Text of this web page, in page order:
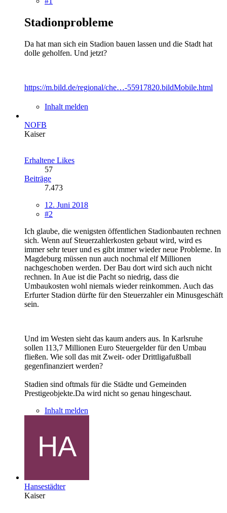
Stadionprobleme
Da hat man sich ein Stadion bauen lassen und die Stadt hat
dolle geholfen. Und jetzt?
https://m.bild.de/regional/che…-55917820.bildMobile.html
Inhalt melden
NOFB
Kaiser
Erhaltene Likes
57
Beiträge
7.473
12. Juni 2018
#2
Ich glaube, die wenigsten öffentlichen Stadionbauten rechnen
sich. Wenn auf Steuerzahlerkosten gebaut wird, wird es
immer sehr teuer und es gibt immer wieder neue Probleme. In
Magdeburg müssen nun auch nochmal elf Millionen
nachgeschoben werden. Der Bau dort wird sich auch nicht
rechnen. In Aue ist die Pacht so niedrig, dass die
Umbaukosten wohl niemals wieder reinkommen. Auch das
Erfurter Stadion dürfte für den Steuerzahler ein Minusgeschäft
sein.
Und im Westen sieht das kaum anders aus. In Karlsruhe
sollen 113,7 Millionen Euro Steuergelder für den Umbau
fließen. Wie soll das mit Zweit- oder Drittligafußball
gegenfinanziert werden?
Stadien sind oftmals für die Städte und Gemeinden
Prestigeobjekte.Da wird nicht so genau hingeschaut.
Inhalt melden
Hansestädter
Kaiser